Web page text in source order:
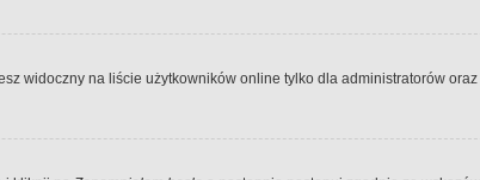
widoczny na liście użytkowników online tylko dla administratorów